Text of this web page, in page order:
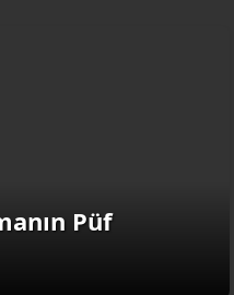
Püf